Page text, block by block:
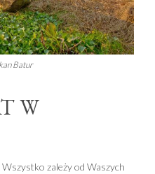
Batur
W
Wszystko zależy od Waszych